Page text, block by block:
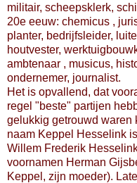
militair, scheepsklerk,
20e eeuw: chemicus ,
planter, bedrijfsleider,
houtvester,
ambtenaar , musicus,
ondernemer, journalist.
Het is opvallend, dat
regel "beste" partijen
gelukkig getrouwd waren
naam Keppel Hesselink
Willem Frederik
voornamen Herman
Keppel, zijn moeder).